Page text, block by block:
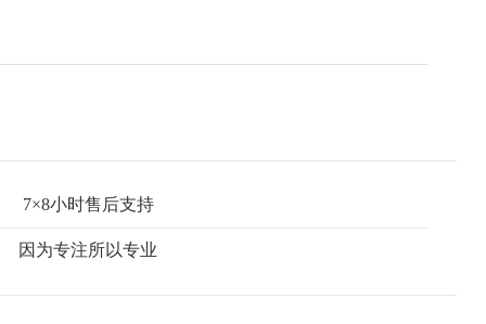
7×8小时售后支持
因为专注所以专业